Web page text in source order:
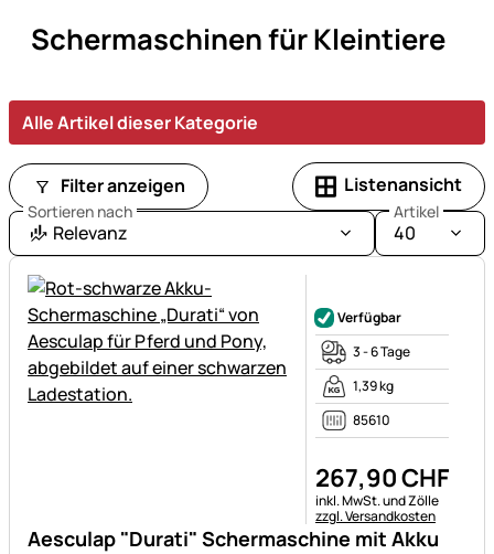
Schur
gemacht
unsere
Schermaschinen
für
eine
schonende
und
effektive
Pflege
Ihrer
Tiere.
Schermaschinen für Kleintiere
Alle Artikel dieser Kategorie
Filter anzeigen Listenansicht
Sortieren nach
Relevanz
Artikel
40
Aesculap "Durati" Schermaschine mit Akku
Verfügbar
3 - 6 Tage
1,39 kg
85610
267,90CHF
Steuerhinweis:
inkl. MwSt. und Zölle
zzgl. Versandkosten